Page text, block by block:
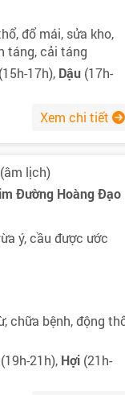
đổ mái, sửa kho,
táng, cải táng
(15h-17h), Dậu (17h-
Xem chi tiết
lịch)
Đường Hoàng Đạo
ý, cầu được ước
chữa bệnh, động
(19h-21h), Hợi (21h-